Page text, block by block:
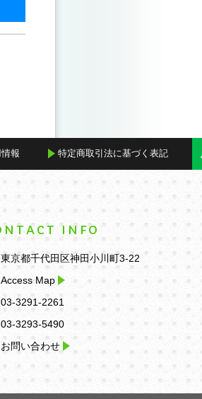
報 特定商取引法に基づく表記
INFO
東京都千代田区神田小川町3-22
Access Map
03-3291-2261
03-3293-5490
お問い合わせ